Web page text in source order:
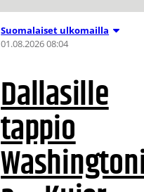
Suomalaiset ulkomailla
01.08.2026 08:04
Dallasille
tappio